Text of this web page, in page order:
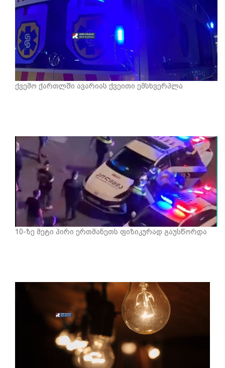
ქვემო ქართლში ავარიას ქვეითი ემსხვერპლა
10-ზე მეტი პირი ერთმანეთს ფიზიკურად გაუსწორდა